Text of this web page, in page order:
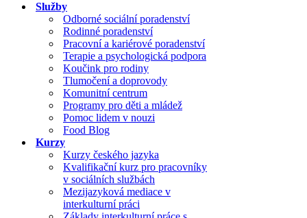
Služby
Odborné sociální poradenství
Rodinné poradenství
Pracovní a kariérové poradenství
Terapie a psychologická podpora
Koučink pro rodiny
Tlumočení a doprovody
Komunitní centrum
Programy pro děti a mládež
Pomoc lidem v nouzi
Food Blog
Kurzy
Kurzy českého jazyka
Kvalifikační kurz pro pracovníky
v sociálních službách
Mezijazyková mediace v
interkulturní práci